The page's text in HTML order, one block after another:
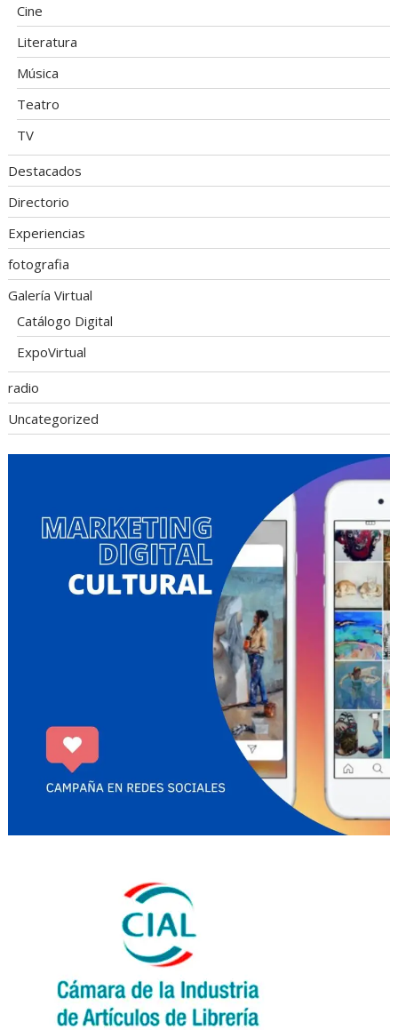
Cine
Literatura
Música
Teatro
TV
Destacados
Directorio
Experiencias
fotografia
Galería Virtual
Catálogo Digital
ExpoVirtual
radio
Uncategorized